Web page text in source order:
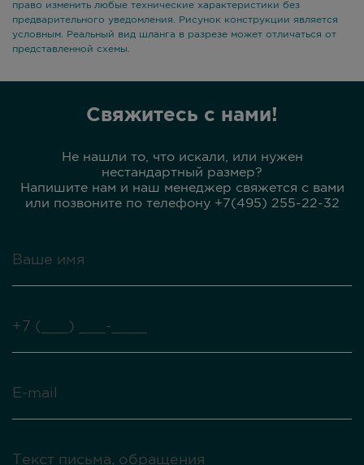
право изменить любые технические характеристики без
предварительного уведомления. Рисунок конструкции является
условным. Реальный вид шланга в разрезе может отличаться от
представленной схемы.
Свяжитесь с нами!
Не нашли то, что искали, или нужен
нестандартный размер?
Напишите нам и наш менеджер свяжется с вами
или позвоните по телефону +7(495) 255-22-32